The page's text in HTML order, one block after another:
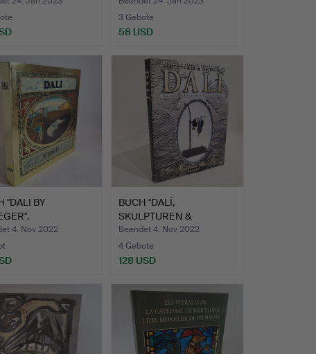
3 Gebote
58 USD
"DALI BY
4. Nov 2022
BUCH "DALÍ,
SKULPTUREN &
OBJEKTE" SALVADOR…
Beendet 4. Nov 2022
4 Gebote
128 USD